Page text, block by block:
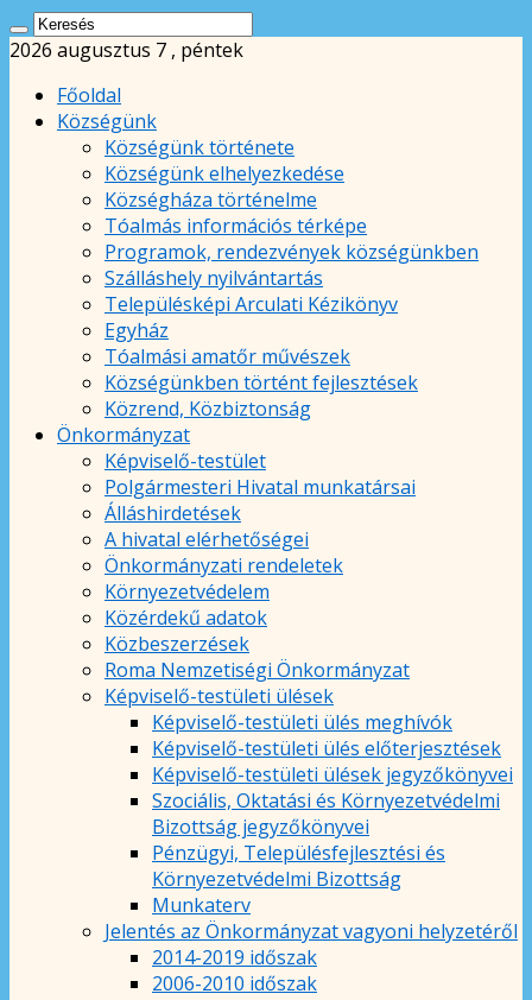
2026 augusztus 7 , péntek
Főoldal
Községünk
Községünk története
Községünk elhelyezkedése
Községháza történelme
Tóalmás információs térképe
Programok, rendezvények községünkben
Szálláshely nyilvántartás
Településképi Arculati Kézikönyv
Egyház
Tóalmási amatőr művészek
Községünkben történt fejlesztések
Közrend, Közbiztonság
Önkormányzat
Képviselő-testület
Polgármesteri Hivatal munkatársai
Álláshirdetések
A hivatal elérhetőségei
Önkormányzati rendeletek
Környezetvédelem
Közérdekű adatok
Közbeszerzések
Roma Nemzetiségi Önkormányzat
Képviselő-testületi ülések
Képviselő-testületi ülés meghívók
Képviselő-testületi ülés előterjesztések
Képviselő-testületi ülések jegyzőkönyvei
Szociális, Oktatási és Környezetvédelmi
Bizottság jegyzőkönyvei
Pénzügyi, Településfejlesztési és
Környezetvédelmi Bizottság
Munkaterv
Jelentés az Önkormányzat vagyoni helyzetéről
2014-2019 időszak
2006-2010 időszak